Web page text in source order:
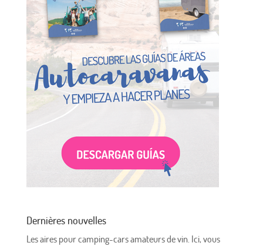
Dernières nouvelles
Les aires pour camping-cars amateurs de vin. Ici, vous